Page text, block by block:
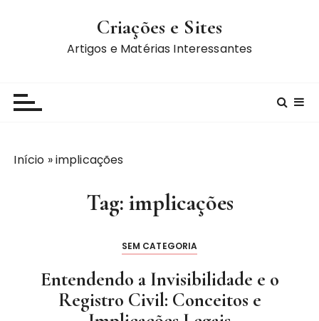
Criações e Sites
Artigos e Matérias Interessantes
Início »implicações
Tag: implicações
SEM CATEGORIA
Entendendo a Invisibilidade e o
Registro Civil: Conceitos e